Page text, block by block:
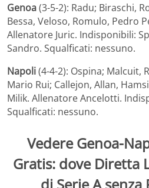
Genoa(3-5-2): Radu; Biraschi,
Bessa, Veloso, Romulo, Pedro
Allenatore Juric. Indisponibili:
Sandro. Squalficati: nessuno.
Napoli(4-4-2): Ospina; Malcuit,
Mario Rui; Callejon, Allan,
Milik. Allenatore Ancelotti.
Squalficati: nessuno.
VedereGenoa-
Gratis: dove Diretta
di Serie A